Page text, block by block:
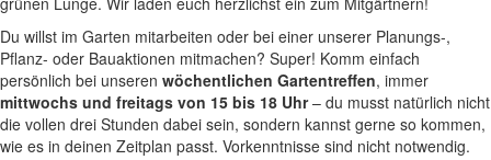
Du willst im Garten mitarbeiten oder bei einer unserer Planungs-,
Pflanz- oder Bauaktionen mitmachen? Super! Komm einfach
persönlich bei unseren wöchentlichen Gartentreffen, immer
mittwochs und freitags von 15 bis 18 Uhr– du musst natürlich nicht
die vollen drei Stunden dabei sein, sondern kannst gerne so kommen,
wie es in deinen Zeitplan passt. Vorkenntnisse sind nicht notwendig.